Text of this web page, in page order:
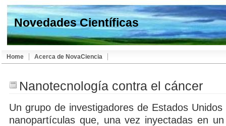
Novedades Científicas
Home Acerca de NovaCiencia
Nanotecnología contra el cáncer
Un grupo de investigadores de Estados
nanopartículas que, una vez inyectadas en